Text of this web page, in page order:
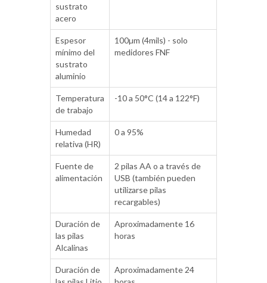
sustrato
acero
Espesor
mínimo del
sustrato
aluminio
100µm (4mils) - solo
medidores FNF
Temperatura
de trabajo
-10 a 50°C (14 a 122°F)
Humedad
relativa (HR)
0 a 95%
Fuente de
alimentación
2 pilas AA o a través de
USB (también pueden
utilizarse pilas
recargables)
Duración de
las pilas
Alcalinas
Aproximadamente 16
horas
Duración de
Aproximadamente 24